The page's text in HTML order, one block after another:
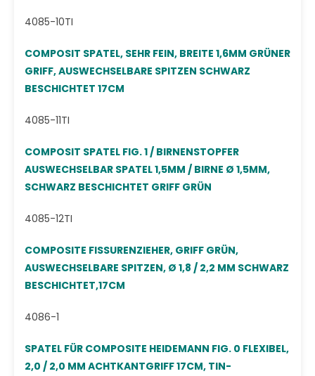
4085-10TI
COMPOSIT SPATEL, SEHR FEIN, BREITE 1,6MM GRÜNER
GRIFF, AUSWECHSELBARE SPITZEN SCHWARZ
BESCHICHTET 17CM
4085-11TI
COMPOSIT SPATEL FIG. 1 / BIRNENSTOPFER
AUSWECHSELBAR SPATEL 1,5MM / BIRNE Ø 1,5MM,
SCHWARZ BESCHICHTET GRIFF GRÜN
4085-12TI
COMPOSITE FISSURENZIEHER, GRIFF GRÜN,
AUSWECHSELBARE SPITZEN, Ø 1,8 / 2,2 MM SCHWARZ
BESCHICHTET,17CM
4086-1
SPATEL FÜR COMPOSITE HEIDEMANN FIG. 0 FLEXIBEL,
2,0 / 2,0 MM ACHTKANTGRIFF 17CM, TIN-